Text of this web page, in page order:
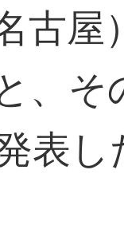
古
、
表し